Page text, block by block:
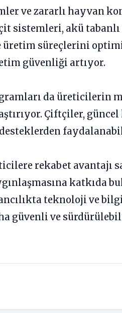
ve zararlı hayvan
sistemleri, akü
süreçlerini
güvenliği artıyor.
da üreticilerin
Çiftçiler, güncel
rekabet avantajı
katkıda
teknoloji ve
güvenli ve